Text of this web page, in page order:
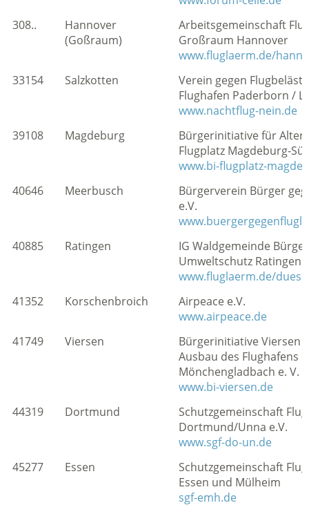
308..
Hannover
(Goßraum)
Arbeitsgemeinschaft
Großraum Hannover
www.fluglaerm.de/
33154
Salzkotten
Verein gegen
Flughafen Paderborn /
www.nachtflug-nein.de
39108
Magdeburg
Bürgerinitiative für
Flugplatz Magdeburg-
www.bi-flugplatz-
40646
Meerbusch
Bürgerverein Bürger
e.V.
40885
Ratingen
IG Waldgemeinde
Umweltschutz Ratingen
www.fluglaerm.de/
41352
Korschenbroich
Airpeace e.V.
www.airpeace.de
41749
Viersen
Bürgerinitiative Viersen
Ausbau des Flughafens
Mönchengladbach e. V.
www.bi-viersen.de
44319
Dortmund
Schutzgemeinschaft
Dortmund/Unna e.V.
www.sgf-do-un.de
45277
Essen
Schutzgemeinschaft
Essen und Mülheim
sgf-emh.de